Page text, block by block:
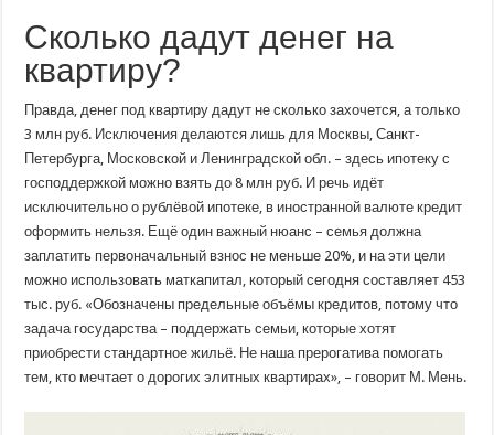
Сколько дадут денег на
квартиру?
Правда, денег под квартиру дадут не сколько захочется, а только
3 млн руб. Исключения делаются лишь для Москвы, Санкт-
Петербурга, Московской и Ленинградской обл. – здесь ипотеку с
господдержкой можно взять до 8 млн руб. И речь идёт
исключительно о рублёвой ипотеке, в иностранной валюте кредит
оформить нельзя. Ещё один важный нюанс – семья должна
заплатить первоначальный взнос не меньше 20%, и на эти цели
можно использовать маткапитал, который сегодня составляет 453
тыс. руб. «Обозначены предельные объёмы кредитов, потому что
задача государства – поддержать семьи, которые хотят
приобрести стандартное жильё. Не наша прерогатива помогать
тем, кто мечтает о дорогих элитных квартирах», – говорит М. Мень.